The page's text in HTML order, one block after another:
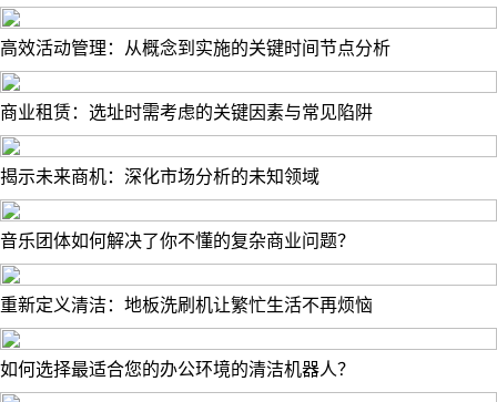
高效活动管理：从概念到实施的关键时间节点分析
商业租赁：选址时需考虑的关键因素与常见陷阱
揭示未来商机：深化市场分析的未知领域
音乐团体如何解决了你不懂的复杂商业问题？
重新定义清洁：地板洗刷机让繁忙生活不再烦恼
如何选择最适合您的办公环境的清洁机器人？